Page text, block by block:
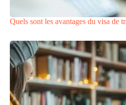
Quels sont les avantages du visa de